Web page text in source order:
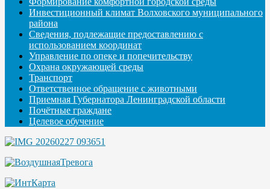
Инвестиционный климат Волховского муниципального
района
Сведения, подлежащие предоставлению с
использованием координат
Управление по опеке и попечительству
Охрана окружающей среды
Транспорт
Ответственное обращение с животными
Приемная Губернатора Ленинградской области
Почётные граждане
Целевое обучение